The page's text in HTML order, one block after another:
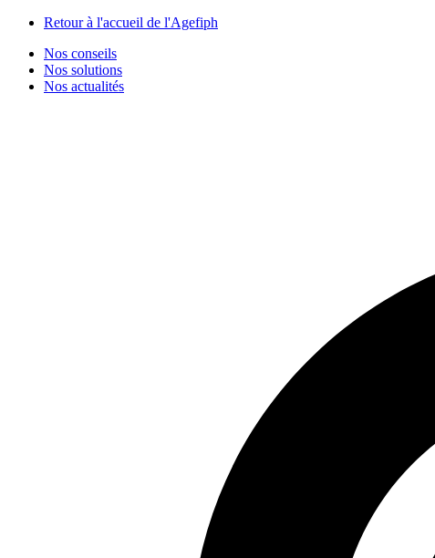
Retour à l'accueil de l'Agefiph
Nos conseils
Nos solutions
Nos actualités